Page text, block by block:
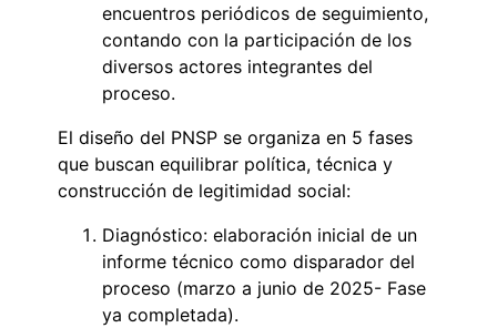
encuentros periódicos de seguimiento,
contando con la participación de los
diversos actores integrantes del
proceso.
El diseño del PNSP se organiza en 5 fases
que buscan equilibrar política, técnica y
construcción de legitimidad social:
Diagnóstico: elaboración inicial de un
informe técnico como disparador del
proceso (marzo a junio de 2025- Fase
ya completada).